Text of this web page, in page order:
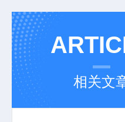
相关文